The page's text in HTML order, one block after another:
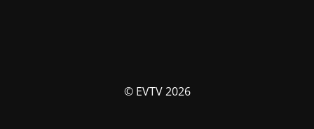
© EVTV 2026